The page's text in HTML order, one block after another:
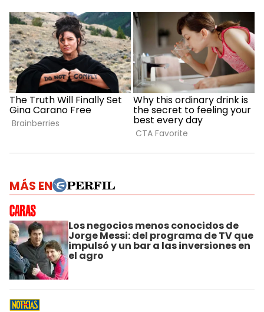
MÁS EN
Los negocios menos conocidos de
Jorge Messi: del programa de TV que
impulsó y un bar a las inversiones en
el agro